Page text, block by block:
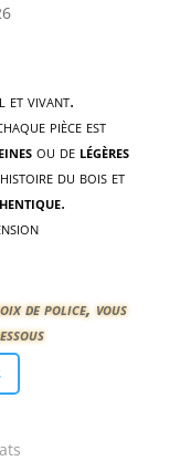
et vivant.
pièce est
ou de légères
du bois et
.
de police, vous
Trié